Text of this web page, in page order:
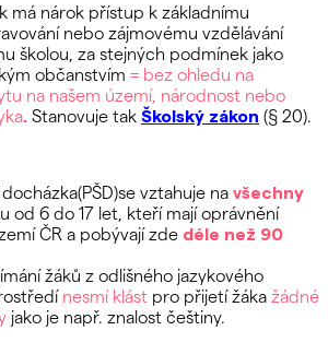
má nárok přístup k základnímu
nebo zájmovému vzdělávání
školou, za stejných podmínek jako
občanstvím = bez ohledu na
na našem území, národnost nebo
. Stanovuje tak Školský zákon (§ 20).
vztahuje na všechny
od 6 do 17 let, kteří mají oprávnění
ČR a pobývají zde déle než 90
žáků z odlišného jazykového
nesmí klást pro přijetí žáka žádné
jako je např. znalost češtiny.